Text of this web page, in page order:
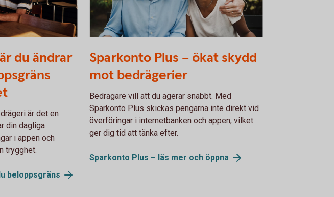
du ändrar
är det en
din dagliga
i appen och
trygghet.
beloppsgräns
Sparkonto Plus – ökat skydd
mot bedrägerier
Bedragare vill att du agerar snabbt. Med
Sparkonto Plus skickas pengarna inte direkt vid
överföringar i internetbanken och appen, vilket
ger dig tid att tänka efter.
Sparkonto Plus – läs mer och öppna